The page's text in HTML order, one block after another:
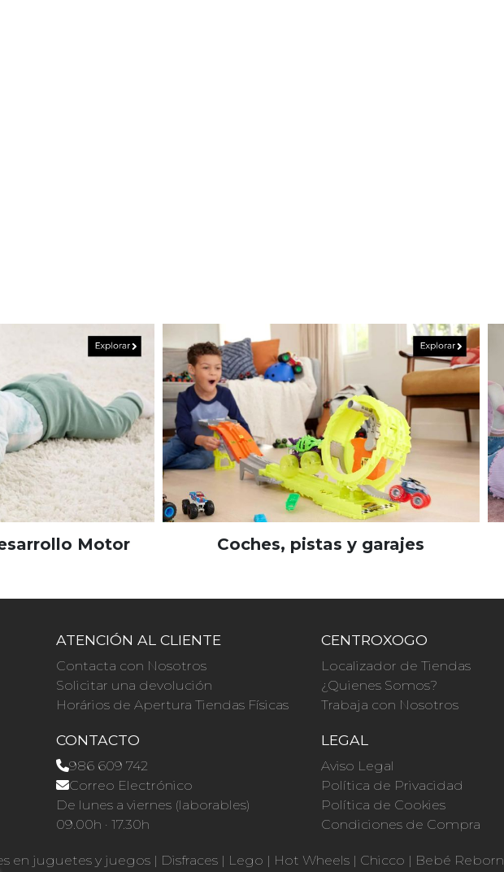
Motor Coches, pistas y garajes
ATENCIÓN AL CLIENTE
Contacta con Nosotros
Solicitar una devolución
Horários de Apertura Tiendas Físicas
CONTACTO
986 609 742
Correo Electrónico
De lunes a viernes (laborables)
09.00h · 17.30h
CENTROXOGO
Localizador de Tiendas
¿Quienes Somos?
Trabaja con Nosotros
LEGAL
Aviso Legal
Política de Privacidad
Política de Cookies
Condiciones de Compra
en juguetes y juegos | Disfraces | Lego | Hot Wheels | Chicco | Bebé Reborn